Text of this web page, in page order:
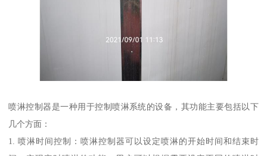
喷淋控制器是一种用于控制喷淋系统的设备，其功能主要包括以下
几个方面：
1. 喷淋时间控制：喷淋控制器可以设定喷淋的开始时间和结束时